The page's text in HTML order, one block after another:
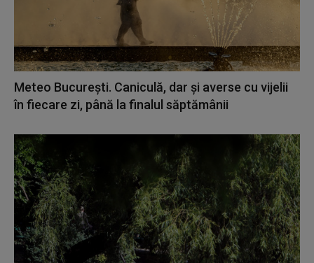
Meteo București. Caniculă, dar şi averse cu vijelii
în fiecare zi, până la finalul săptămânii